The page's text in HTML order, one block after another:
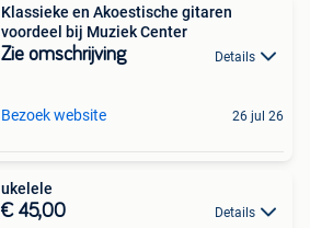
Klassieke en Akoestische gitaren
voordeel bij Muziek Center
Zie omschrijving Details
Bezoek website 26 jul 26
ukelele
€ 45,00 Details